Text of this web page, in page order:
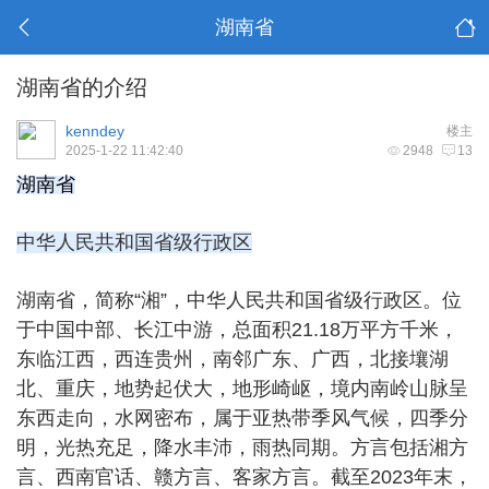
湖南省
湖南省的介绍
楼主
kenndey
2948 13
2025-1-22 11:42:40
湖南省
中华人民共和国省级行政区
湖南省，简称“湘”， 中华人民共和国省级行政区。位
于中国中部、长江中游，总面积21.18万平方千米，
东临江西 ，西连贵州 ，南邻广东、 广西 ，北接壤湖
北、 重庆 ，地势起伏大，地形崎岖，境内南岭山脉呈
东西走向，水网密布，属于亚热带季风气候，四季分
明，光热充足，降水丰沛，雨热同期。方言包括湘方
言、西南官话、赣方言、客家方言。截至2023年末，